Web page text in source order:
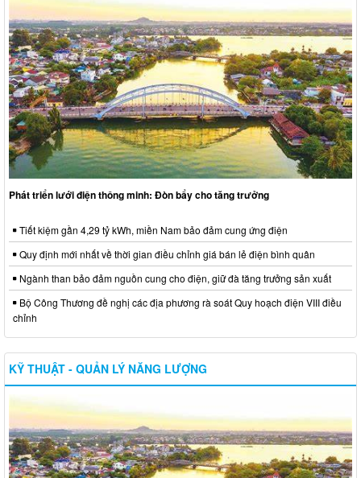
Phát triển lưới điện thông minh: Đòn bẩy cho tăng trưởng
Tiết kiệm gần 4,29 tỷ kWh, miền Nam bảo đảm cung ứng điện
Quy định mới nhất về thời gian điều chỉnh giá bán lẻ điện bình quân
Ngành than bảo đảm nguồn cung cho điện, giữ đà tăng trưởng sản xuất
Bộ Công Thương đề nghị các địa phương rà soát Quy hoạch điện VIII điều
chỉnh
KỸ THUẬT - QUẢN LÝ NĂNG LƯỢNG